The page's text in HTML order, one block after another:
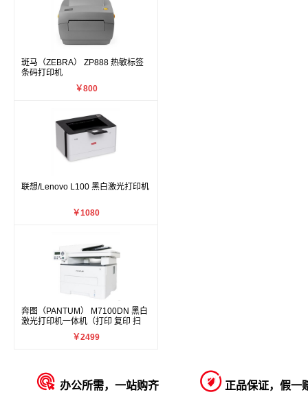
斑马（ZEBRA） ZP888 热敏标签
条码打印机
￥800
联想/Lenovo L100 黑白激光打印机
￥1080
奔图（PANTUM） M7100DN 黑白
激光打印机一体机（打印 复印 扫
￥2499
 办公所需，一站购齐  正品保证，假一